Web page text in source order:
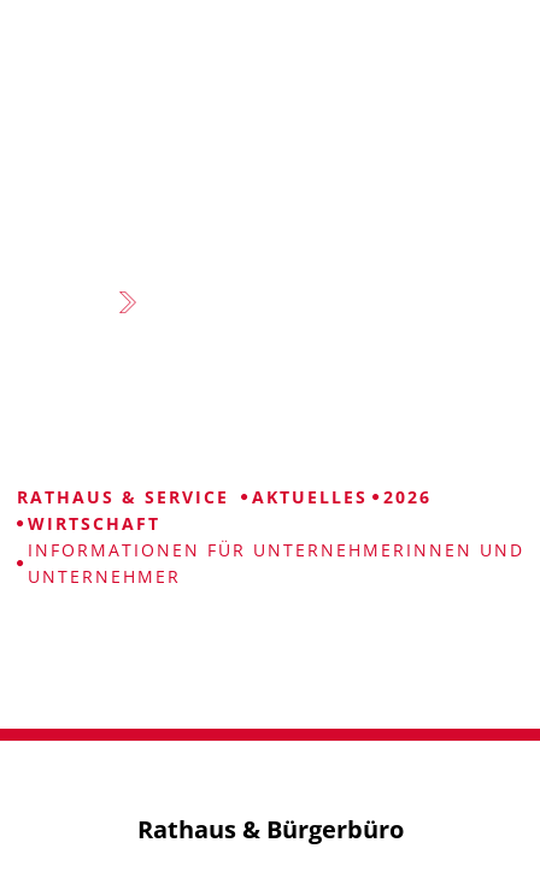
RATHAUS & SERVICE AKTUELLES
2026
WIRTSCHAFT
INFORMATIONEN FÜR UNTERNEHMERINNEN UND
UNTERNEHMER
Unternehmerinnen
Rathaus & Bürgerbüro